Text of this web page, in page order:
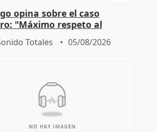
opina sobre el caso
"Máximo respeto al
judicial"
Totales 05/08/2026